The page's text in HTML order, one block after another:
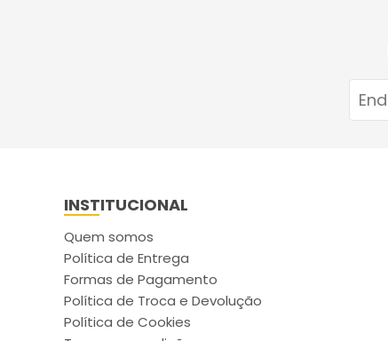
INSTITUCIONAL
Quem somos
Política de Entrega
Formas de Pagamento
Política de Troca e Devolução
Política de Cookies